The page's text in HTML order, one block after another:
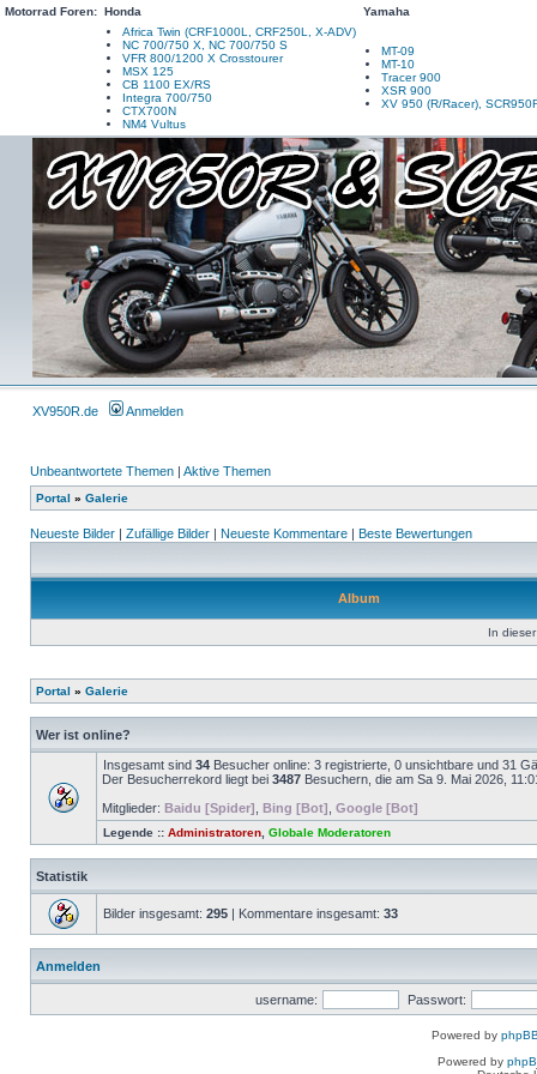
Motorrad Foren: Honda
Yamaha
Africa Twin (CRF1000L, CRF250L, X-ADV)
NC 700/750 X, NC 700/750 S
VFR 800/1200 X Crosstourer
MSX 125
CB 1100 EX/RS
Integra 700/750
CTX700N
NM4 Vultus
MT-09
MT-10
Tracer 900
XSR 900
XV 950 (R/Racer),
XV950R.de Anmelden
Unbeantwortete Themen | Aktive Themen
Portal » Galerie
Neueste Bilder | Zufällige Bilder | Neueste Kommentare | Beste Bewertungen
Album
In
Portal » Galerie
Wer ist online?
Insgesamt sind 34 Besucher online: 3 registrierte, 0 unsichtbare und 31
Der Besucherrekord liegt bei 3487 Besuchern, die am Sa 9. Mai 2026,
Mitglieder: Baidu [Spider] Bing [Bot] Google [Bot]
Legende :: Administratoren Globale Moderatoren
Statistik
Bilder insgesamt: 295 | Kommentare insgesamt: 33
Anmelden
username: Passwort:
Powered by
Powered by